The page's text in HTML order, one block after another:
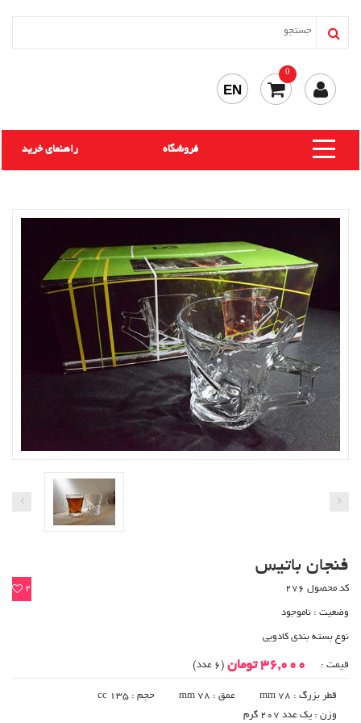
0
EN
راهنمای خرید فروشگاه
فنجان باتیس
2 کد محصول 276
وضعیت : ناموجود
نوع بسته بندی کادویی
قیمت : 36,000 تومان (6 عدد)
قطر بزرگ : 78 mm عمق : 78 mm
حجم : 135 cc
وزن : یک عدد 207 گرم